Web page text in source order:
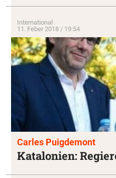
International
11. Feber 2018 / 19:54
Carles Puigdemont
Katalonien: